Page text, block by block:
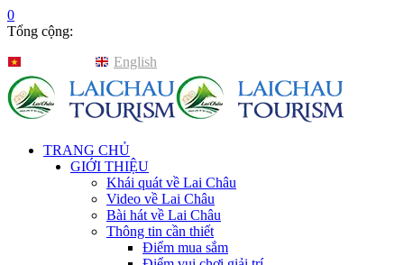
0
Tổng cộng:
English
TRANG CHỦ
GIỚI THIỆU
Khái quát về Lai Châu
Video về Lai Châu
Bài hát về Lai Châu
Thông tin cần thiết
Điểm mua sắm